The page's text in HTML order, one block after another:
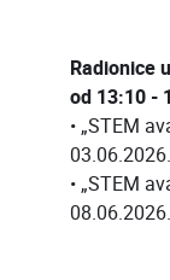
Radionice
od 13:10 -
• „STEM
03.06.2026.
• „STEM
08.06.2026.